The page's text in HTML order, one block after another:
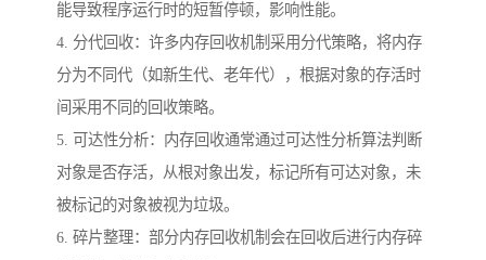
能导致程序运行时的短暂停顿，影响性能。
4. 分代回收：许多内存回收机制采用分代策略，将内存
分为不同代（如新生代、老年代），根据对象的存活时
间采用不同的回收策略。
5. 可达性分析：内存回收通常通过可达性分析算法判断
对象是否存活，从根对象出发，标记所有可达对象，未
被标记的对象被视为垃圾。
6. 碎片整理：部分内存回收机制会在回收后进行内存碎